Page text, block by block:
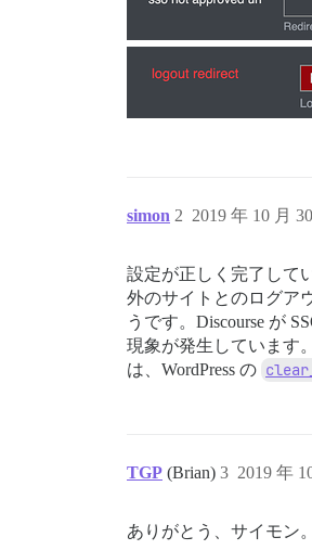
simon 2019 年 10 月
2
設定が正しく完了して
外のサイトとのログア
うです。Discourse が
現象が発生しています
は、WordPress の
TGP (Brian) 2019 年
3
ありがとう、サイモン